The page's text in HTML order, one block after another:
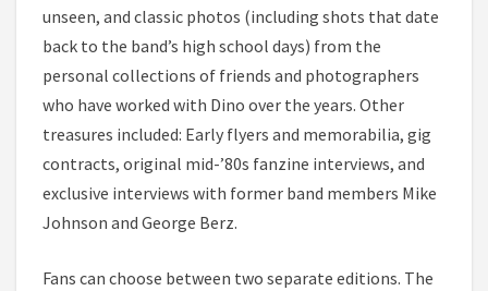
unseen, and classic photos (including shots that date
back to the band’s high school days) from the
personal collections of friends and photographers
who have worked with Dino over the years. Other
treasures included: Early flyers and memorabilia, gig
contracts, original mid-’80s fanzine interviews, and
exclusive interviews with former band members Mike
Johnson and George Berz.
Fans can choose between two separate editions. The